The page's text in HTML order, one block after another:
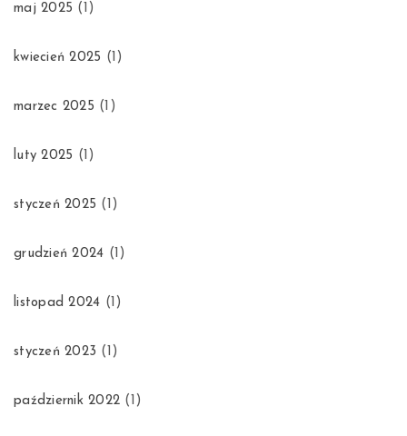
maj 2025 (1)
kwiecień 2025 (1)
marzec 2025 (1)
luty 2025 (1)
styczeń 2025 (1)
grudzień 2024 (1)
listopad 2024 (1)
styczeń 2023 (1)
październik 2022 (1)